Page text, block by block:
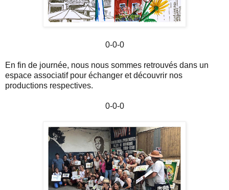
0-0-0
En fin de journée, nous nous sommes retrouvés dans un
espace associatif pour échanger et découvrir nos
productions respectives.
0-0-0